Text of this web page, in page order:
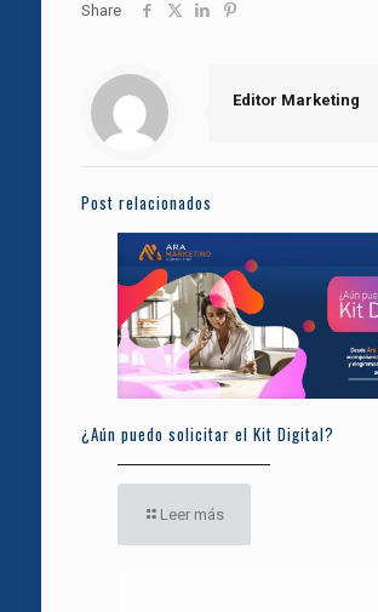
Share
Editor Marketing
Post relacionados
¿Aún puedo solicitar el Kit Digital?
Leer más